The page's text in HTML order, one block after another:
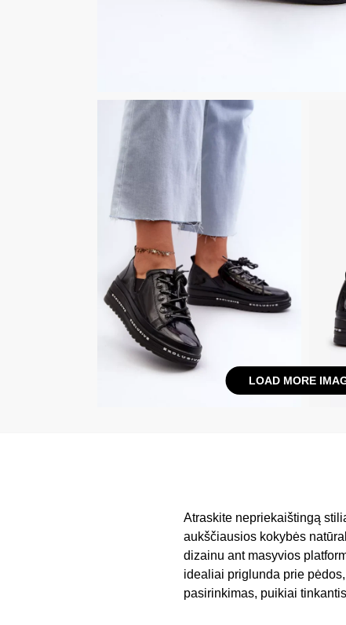
LOAD MORE
Atraskite nepriekaištingą
aukščiausios kokybės
dizainu ant masyvios
idealiai priglunda prie
pasirinkimas, puikiai